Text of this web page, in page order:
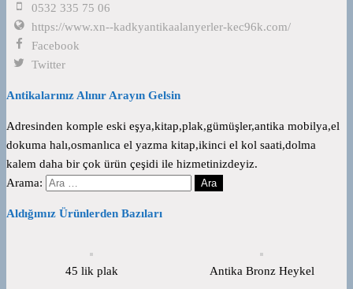
0532 335 75 06
https://www.xn--kadkyantikaalanyerler-kec96k.com/
Facebook
Twitter
Antikalarınız Alınır Arayın Gelsin
Adresinden komple eski eşya,kitap,plak,gümüşler,antika mobilya,el
dokuma halı,osmanlıca el yazma kitap,ikinci el kol saati,dolma
kalem daha bir çok ürün çeşidi ile hizmetinizdeyiz.
Arama:
Aldığımız Ürünlerden Bazıları
45 lik plak Antika Bronz Heykel